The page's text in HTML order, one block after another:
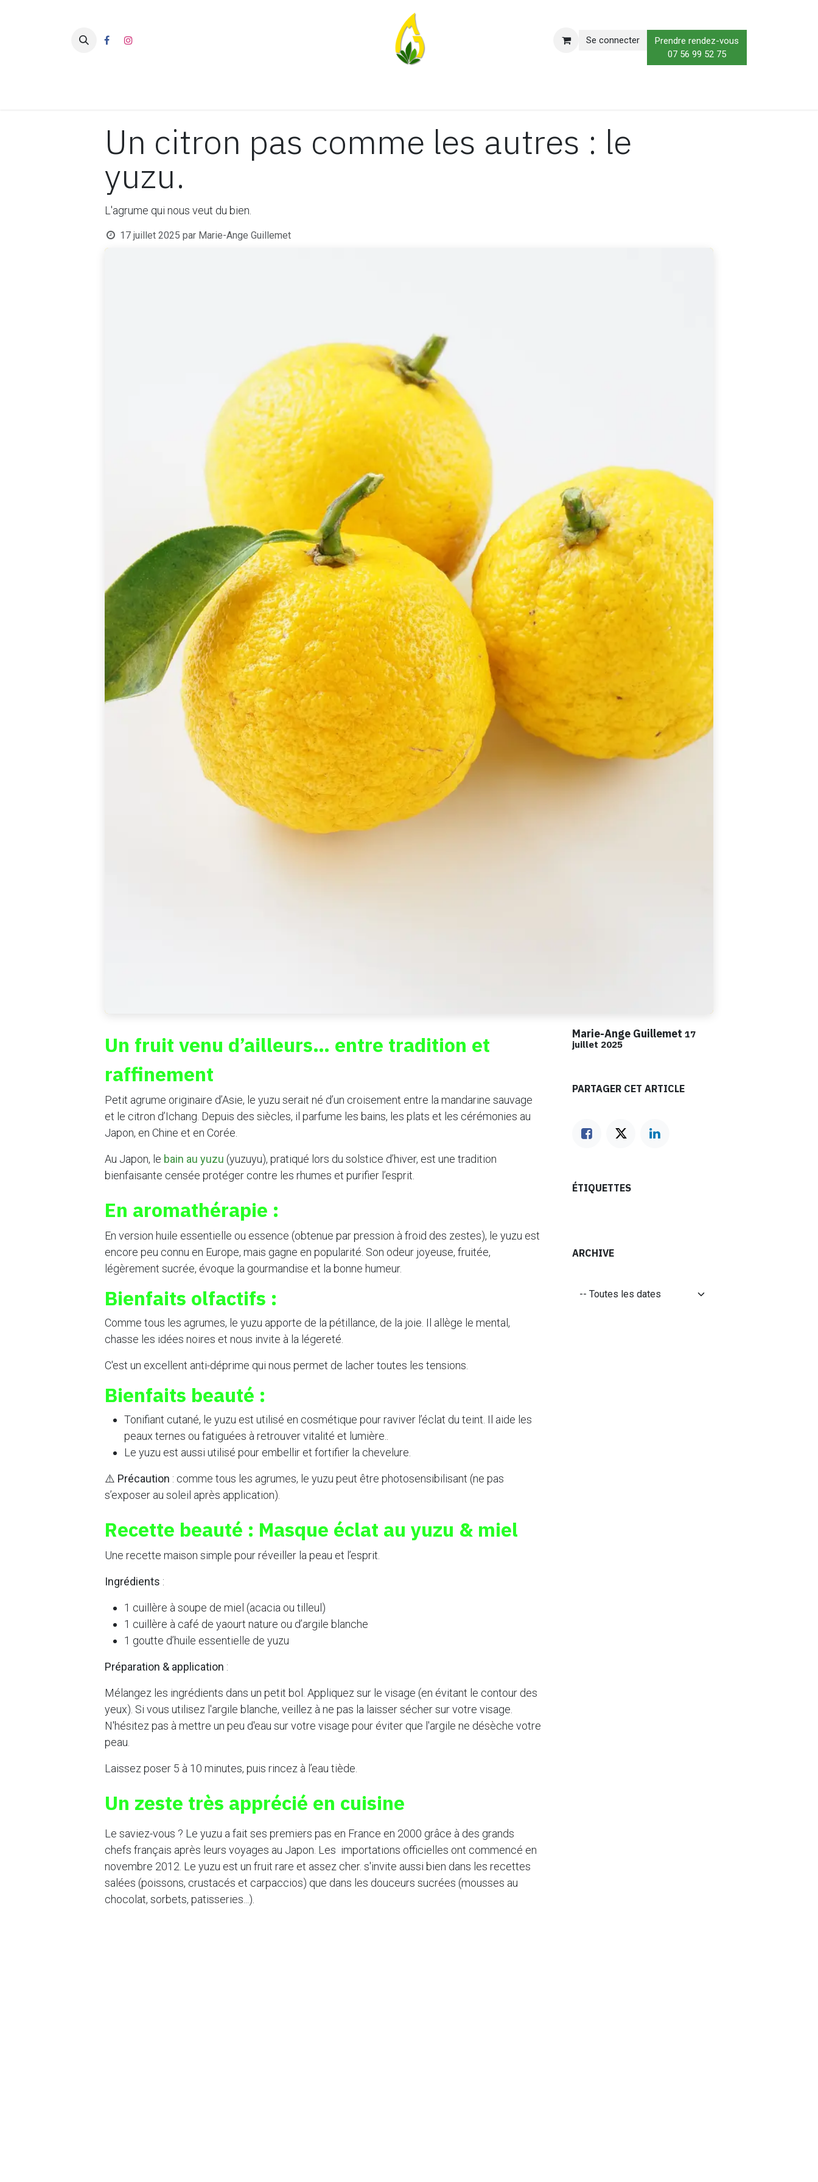
Se connecter
Prendre rendez-vous
07 56 99 52 75
Un citron pas comme les autres : le
yuzu.
L'agrume qui nous veut du bien.
17 juillet 2025 par Marie-Ange Guillemet
Un fruit venu d’ailleurs… entre tradition et
raffinement
Petit agrume originaire d’Asie, le yuzu serait né d’un croisement entre la mandarine sauvage
et le citron d’Ichang. Depuis des siècles, il parfume les bains, les plats et les cérémonies au
Japon, en Chine et en Corée.
Au Japon, le bain au yuzu (yuzuyu), pratiqué lors du solstice d’hiver, est une tradition
bienfaisante censée protéger contre les rhumes et purifier l’esprit.
En aromathérapie :
En version huile essentielle ou essence (obtenue par pression à froid des zestes), le yuzu est
encore peu connu en Europe, mais gagne en popularité. Son odeur joyeuse, fruitée,
légèrement sucrée, évoque la gourmandise et la bonne humeur.
Bienfaits olfactifs :
Comme tous les agrumes, le yuzu apporte de la pétillance, de la joie. Il allège le mental,
chasse les idées noires et nous invite à la légereté.
C'est un excellent anti-déprime qui nous permet de lacher toutes les tensions.
Bienfaits beauté :
Tonifiant cutané, le yuzu est utilisé en cosmétique pour raviver l’éclat du teint. Il aide les
peaux ternes ou fatiguées à retrouver vitalité et lumière..
Le yuzu est aussi utilisé pour embellir et fortifier la chevelure.
⚠️ Précaution : comme tous les agrumes, le yuzu peut être photosensibilisant (ne pas
s’exposer au soleil après application).
Recette beauté : Masque éclat au yuzu & miel
Une recette maison simple pour réveiller la peau et l’esprit.
Ingrédients :
1 cuillère à soupe de miel (acacia ou tilleul)
1 cuillère à café de yaourt nature ou d’argile blanche
1 goutte d’huile essentielle de yuzu
Préparation & application :
Mélangez les ingrédients dans un petit bol. Appliquez sur le visage (en évitant le contour des
yeux). Si vous utilisez l'argile blanche, veillez à ne pas la laisser sécher sur votre visage.
N'hésitez pas à mettre un peu d'eau sur votre visage pour éviter que l'argile ne désèche votre
peau.
Laissez poser 5 à 10 minutes, puis rincez à l’eau tiède.
Un zeste très apprécié en cuisine
Le saviez-vous ? Le yuzu a fait ses premiers pas en France en 2000 grâce à des grands
chefs français après leurs voyages au Japon. Les importations officielles ont commencé en
novembre 2012. Le yuzu est un fruit rare et assez cher. s'invite aussi bien dans les recettes
salées (poissons, crustacés et carpaccios) que dans les douceurs sucrées (mousses au
chocolat, sorbets, patisseries...).
Marie-Ange Guillemet 17
juillet 2025
PARTAGER CET ARTICLE
ÉTIQUETTES
ARCHIVE